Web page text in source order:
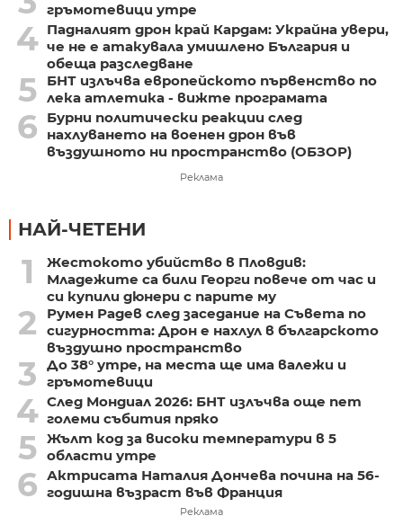
гръмотевици утре
4 Падналият дрон край Кардам: Украйна увери,
че не е атакувала умишлено България и
обеща разследване
5
БНТ излъчва европейското първенство по
лека атлетика - вижте програмата
6
Бурни политически реакции след
нахлуването на военен дрон във
въздушното ни пространство (ОБЗОР)
Реклама
НАЙ-ЧЕТЕНИ
1
Жестокото убийство в Пловдив:
Младежите са били Георги повече от час и
си купили дюнери с парите му
2
Румен Радев след заседание на Съвета по
сигурността: Дрон е нахлул в българското
въздушно пространство
3
До 38° утре, на места ще има валежи и
гръмотевици
4 След Мондиал 2026: БНТ излъчва още пет
големи събития пряко
5 Жълт код за високи температури в 5
области утре
6 Актрисата Наталия Дончева почина на 56-
годишна възраст във Франция
Реклама